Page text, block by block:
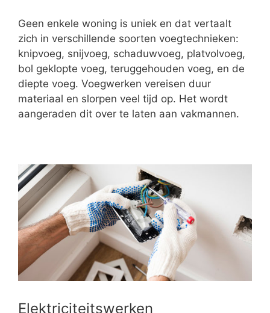
Geen enkele woning is uniek en dat vertaalt
zich in verschillende soorten voegtechnieken:
knipvoeg, snijvoeg, schaduwvoeg, platvolvoeg,
bol geklopte voeg, teruggehouden voeg, en de
diepte voeg. Voegwerken vereisen duur
materiaal en slorpen veel tijd op. Het wordt
aangeraden dit over te laten aan vakmannen.
Elektriciteitswerken